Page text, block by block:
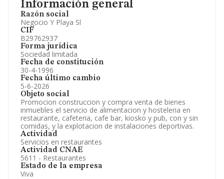
Información general
Razón social
Negocio Y Playa Sl
CIF
B29762937
Forma jurídica
Sociedad limitada
Fecha de constitución
30-4-1996
Fecha último cambio
5-6-2026
Objeto social
Promocion construccion y compra venta de bienes
inmuebles el servicio de alimentacion y hosteleria en
restaurante, cafeteria, cafe bar, kiosko y pub, con y sin
comidas, y la explotacion de instalaciones deportivas.
Actividad
Servicios en restaurantes
Actividad CNAE
5611 - Restaurantes
Estado de la empresa
Viva